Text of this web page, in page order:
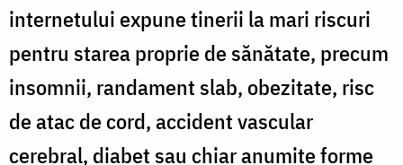
internetului expune tinerii la mari riscuri
pentru starea proprie de sănătate, precum
insomnii, randament slab, obezitate, risc
de atac de cord, accident vascular
cerebral, diabet sau chiar anumite forme